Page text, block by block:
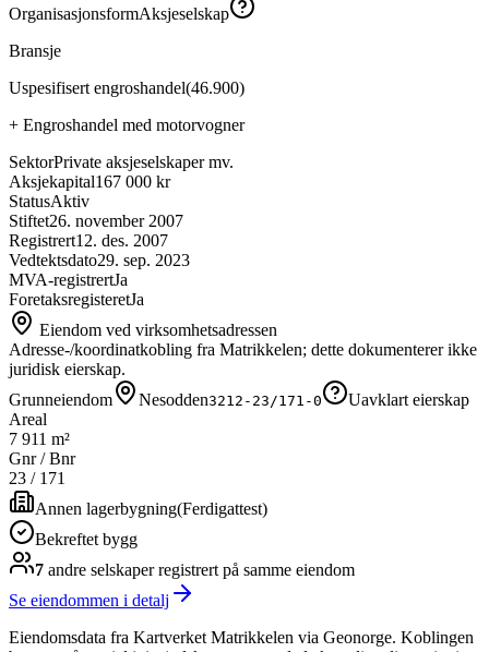
OrganisasjonsformAksjeselskap
Bransje
Uspesifisert engroshandel(46.900)
+ Engroshandel med motorvogner
SektorPrivate aksjeselskaper mv.
Aksjekapital167 000 kr
StatusAktiv
Stiftet26. november 2007
Registrert12. des. 2007
Vedtektsdato29. sep. 2023
MVA-registrertJa
ForetaksregisteretJa
Eiendom ved virksomhetsadressen
Adresse-/koordinatkobling fra Matrikkelen; dette dokumenterer ikke
juridisk eierskap.
Grunneiendom
Nesodden3212-23/171-0
Uavklart eierskap
Areal
7 911 m²
Gnr / Bnr
23 / 171
Annen lagerbygning(Ferdigattest)
Bekreftet bygg
7 andre selskaperregistrert på samme eiendom
Se eiendommen i detalj
Eiendomsdata fra Kartverket Matrikkelen via Geonorge. Koblingen